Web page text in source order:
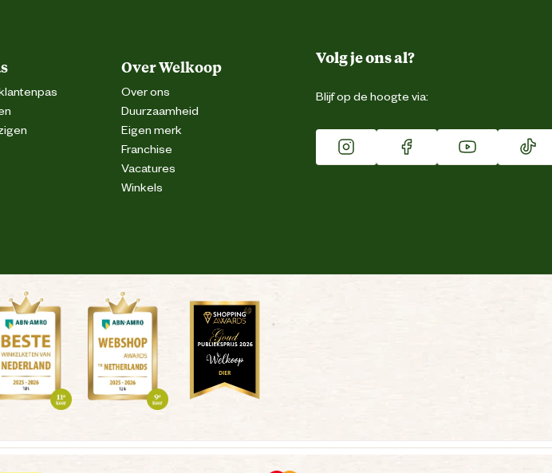
Over Welkoop
Over ons
Duurzaamheid
Eigen merk
Franchise
Vacatures
Winkels
Volg je ons al?
Blijf op de hoogte via: